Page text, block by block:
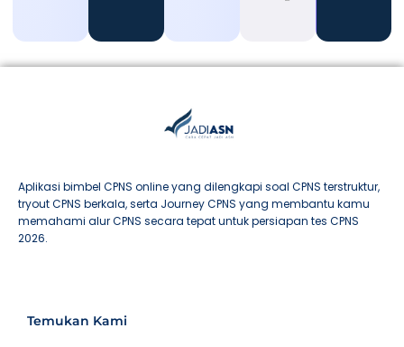
Aplikasi bimbel CPNS online yang dilengkapi soal CPNS terstruktur,
tryout CPNS berkala, serta Journey CPNS yang membantu kamu
memahami alur CPNS secara tepat untuk persiapan tes CPNS
2026.
Temukan Kami